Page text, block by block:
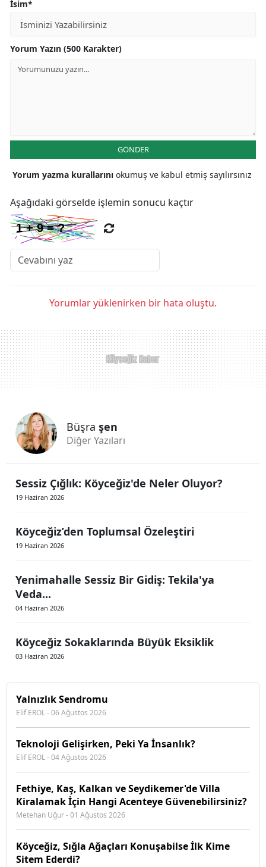
İsim*
Yorum Yazın (500 Karakter)
GÖNDER
Yorum yazma kurallarını okumuş ve kabul etmiş sayılırsınız
Aşağıdaki görselde işlemin sonucu kaçtır
Yorumlar yüklenirken bir hata oluştu.
Büşra şen
Diğer Yazıları
Sessiz Çığlık: Köyceğiz'de Neler Oluyor?
19 Haziran 2026
Köyceğiz’den Toplumsal Özeleştiri
19 Haziran 2026
Yenimahalle Sessiz Bir Gidiş: Tekila'ya
Veda...
04 Haziran 2026
Köyceğiz Sokaklarında Büyük Eksiklik
03 Haziran 2026
Yalnızlık Sendromu
Elif EROL - 06 Ağustos 2026
Teknoloji Gelişirken, Peki Ya İnsanlık?
Elif EROL - 04 Ağustos 2026
Fethiye, Kaş, Kalkan ve Seydikemer'de Villa
Kiralamak İçin Hangi Acenteye Güvenebilirsiniz?
Metehan Uğur - 01 Ağustos 2026
Köyceğiz, Sığla Ağaçları Konuşabilse İlk Kime
Sitem Ederdi?